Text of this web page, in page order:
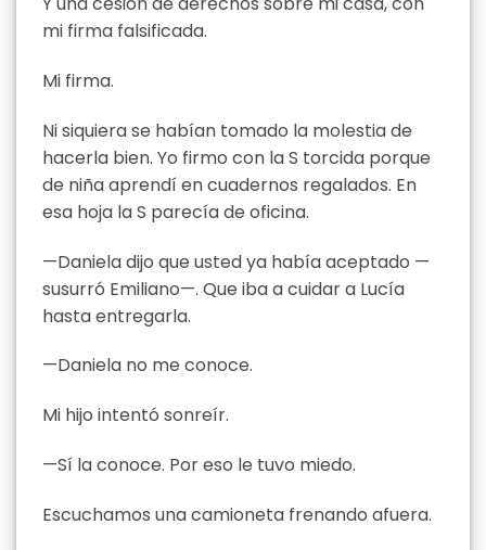
mi firma falsificada.
Mi firma.
Ni siquiera se habían tomado la molestia de
hacerla bien. Yo firmo con la S torcida porque
de niña aprendí en cuadernos regalados. En
esa hoja la S parecía de oficina.
—Daniela dijo que usted ya había aceptado —
susurró Emiliano—. Que iba a cuidar a Lucía
hasta entregarla.
—Daniela no me conoce.
Mi hijo intentó sonreír.
—Sí la conoce. Por eso le tuvo miedo.
Escuchamos una camioneta frenando afuera.